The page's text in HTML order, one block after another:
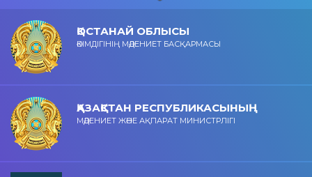
ҚОСТАНАЙ ОБЛЫСЫ
ӘКІМДІГІНІҢ МӘДЕНИЕТ БАСҚАРМАСЫ
ҚАЗАҚСТАН РЕСПУБЛИКАСЫНЫҢ
МӘДЕНИЕТ ЖӘНЕ АҚПАРАТ МИНИСТРЛІГІ